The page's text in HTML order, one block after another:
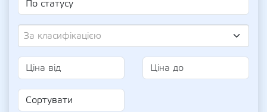
За класифікацією